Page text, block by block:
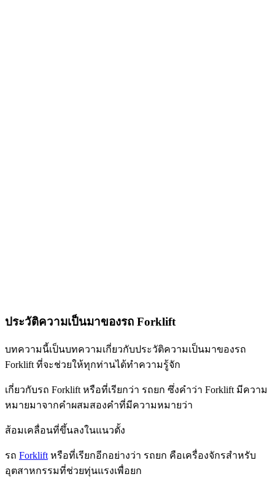
ประวัติความเป็นมาของรถ Forklift
บทความนี้เป็นบทความเกี่ยวกับประวัติความเป็นมาของรถ
Forklift ที่จะช่วยให้ทุกท่านได้ทำความรู้จัก
เกี่ยวกับรถ Forklift หรือที่เรียกว่า รถยก ซึ่งคำว่า Forklift มีความ
หมายมาจากคำผสมสองคำที่มีความหมายว่า
ส้อมเคลื่อนที่ขึ้นลงในแนวตั้ง
รถ Forklift หรือที่เรียกอีกอย่างว่า รถยก คือเครื่องจักรสำหรับ
อุตสาหกรรมที่ช่วยทุ่นแรงเพื่อยก